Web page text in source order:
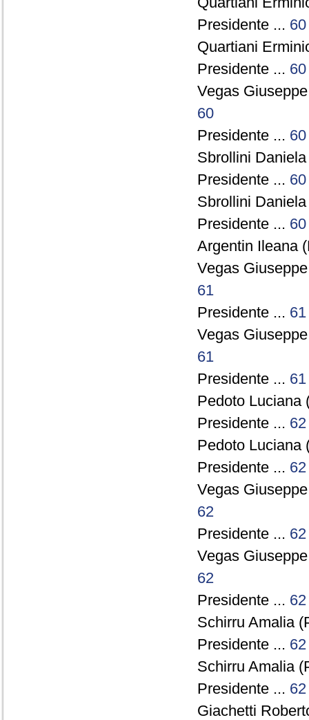
Presidente ... 60
Quartiani
Presidente ... 60
Vegas
60
Presidente ... 60
Sbrollini
Presidente ... 60
Sbrollini
Presidente ... 60
Argentin Ileana
Vegas
61
Presidente ... 61
Vegas
61
Presidente ... 61
Pedoto Luciana
Presidente ... 62
Pedoto Luciana
Presidente ... 62
Vegas
62
Presidente ... 62
Vegas
62
Presidente ... 62
Schirru Amalia
Presidente ... 62
Schirru Amalia
Presidente ... 62
Giachetti